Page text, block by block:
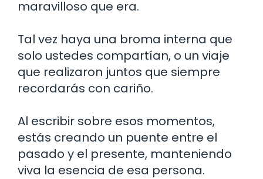
maravilloso que era.
Tal vez haya una broma interna que
solo ustedes compartían, o un viaje
que realizaron juntos que siempre
recordarás con cariño.
Al escribir sobre esos momentos,
estás creando un puente entre el
pasado y el presente, manteniendo
viva la esencia de esa persona.